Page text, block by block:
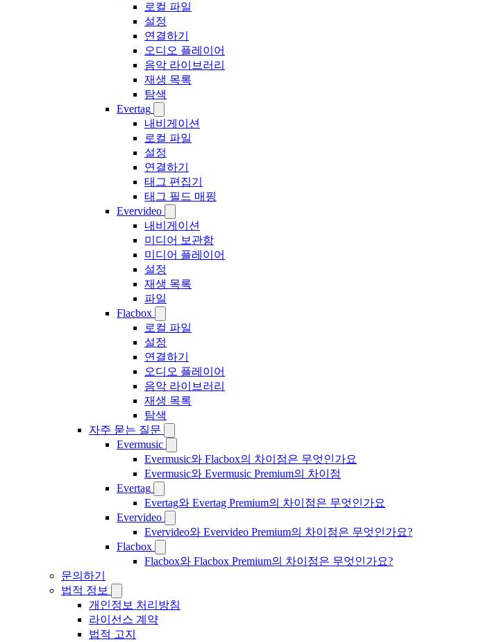
로컬 파일
설정
연결하기
오디오 플레이어
음악 라이브러리
재생 목록
탐색
Evertag
내비게이션
로컬 파일
설정
연결하기
태그 편집기
태그 필드 매핑
Evervideo
내비게이션
미디어 보관함
미디어 플레이어
설정
재생 목록
파일
Flacbox
로컬 파일
설정
연결하기
오디오 플레이어
음악 라이브러리
재생 목록
탐색
자주 묻는 질문
Evermusic
Evermusic와 Flacbox의 차이점은 무엇인가요
Evermusic와 Evermusic Premium의 차이점
Evertag
Evertag와 Evertag Premium의 차이점은 무엇인가요
Evervideo
Evervideo와 Evervideo Premium의 차이점은 무엇인가요?
Flacbox
Flacbox와 Flacbox Premium의 차이점은 무엇인가요?
문의하기
법적 정보
개인정보 처리방침
라이선스 계약
법적 고지